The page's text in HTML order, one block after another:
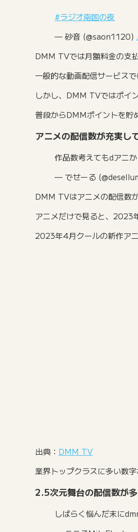
#ラジオ南国の夜
— 砂音 (@saon1120)
DMM TVでは月額料金の支
一般的な動画配信サービス
しかし、DMM TVではポイ
普段からDMMポイントを貯
アニメの配信数が充実し
作品数考えてもdアニ
— でせーる
DMM TVはアニメの配信数
アニメだけで見ると、2023
2023年4月クールの新作ア
出典： DMM TV
業界トップクラスに多い数
2.5次元舞台の配信数が
しばらく悩んだ末に